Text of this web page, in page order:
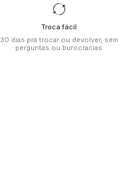
Troca fácil
30 dias pra trocar ou devolver, sem
perguntas ou burocracias